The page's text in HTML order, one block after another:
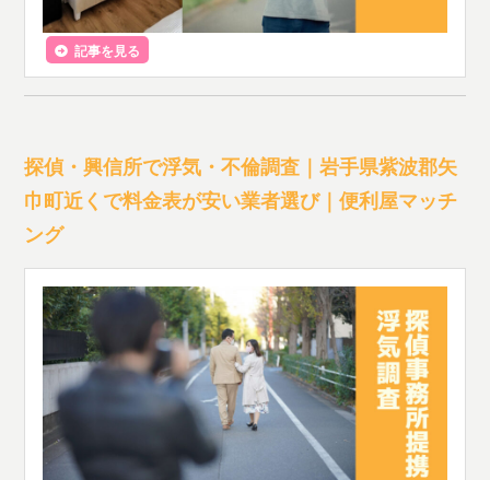
記事を見る
探偵・興信所で浮気・不倫調査｜岩手県紫波郡矢
巾町近くで料金表が安い業者選び｜便利屋マッチ
ング